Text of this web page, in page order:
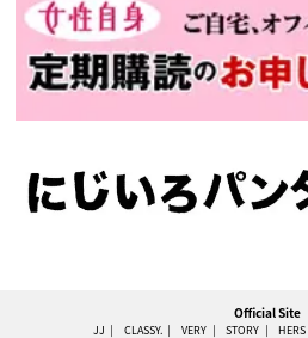
Official Site
JJ CLASSY. VERY STORY HERS